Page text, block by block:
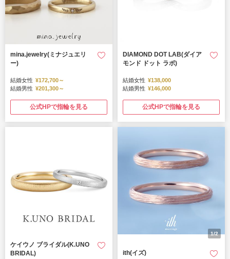
mina.jewelry(ミナジュエリ
ー)
結婚女性 ¥172,700～
結婚男性 ¥201,300～
公式HPで指輪を見る
DIAMOND DOT LAB(ダイア
モンド ドット ラボ)
結婚女性 ¥138,000
結婚男性 ¥146,000
公式HPで指輪を見る
ケイウノ ブライダル(K.UNO
BRIDAL)
1/2
ith(イズ)